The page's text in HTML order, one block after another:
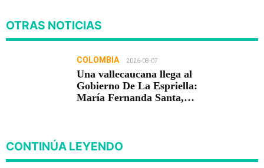
OTRAS NOTICIAS
COLOMBIA 2026-08-07
Una vallecaucana llega al
Gobierno De La Espriella:
María Fernanda Santa,
CONTINÚA LEYENDO